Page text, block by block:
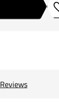
Reviews